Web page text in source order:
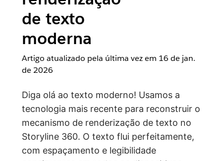
de texto
moderna
Artigo atualizado pela última vez em 16 de jan.
de 2026
Diga olá ao texto moderno! Usamos a
tecnologia mais recente para reconstruir o
mecanismo de renderização de texto no
Storyline 360. O texto flui perfeitamente,
com espaçamento e legibilidade